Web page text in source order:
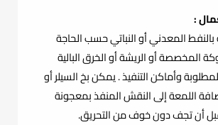
:
المعدني أو النباتي حسب الحاجة
المخصصة أو الريشة أو الخرق البالية
وأماكن التنفيذ . يمكن بخ السيلر أو
اللمعة إلى النقش المنفذ بمعجونة
أن تجف دون خوف من التحريق.